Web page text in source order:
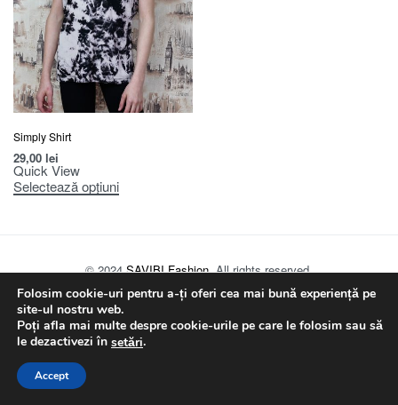
Simply Shirt
Quick View
29,00 lei
Selectează opțiuni
© 2024SAVIBI Fashion. All rights reserved.
Folosim cookie-uri pentru a-ți oferi cea mai bună experiență pe
site-ul nostru web.
Poți afla mai multe despre cookie-urile pe care le folosim sau să
le dezactivezi în setări.
Accept